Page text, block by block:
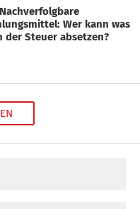
Wer kann was
der Steuer absetzen?